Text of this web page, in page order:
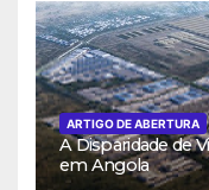
ARTIGO DE ABERTURA
A Disparidade de
em Angola